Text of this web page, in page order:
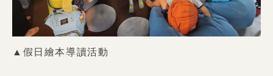
▲假日繪本導讀活動